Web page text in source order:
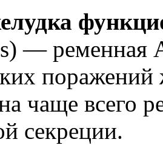
— ременная
поражений
чаще всего
секреции.